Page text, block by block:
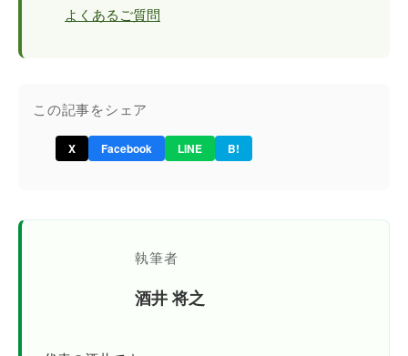
よくあるご質問
この記事をシェア
X Facebook LINE B!
執筆者
酒井 将之